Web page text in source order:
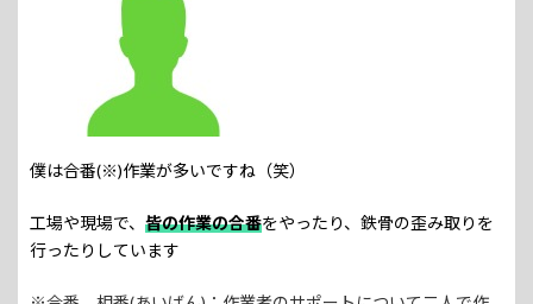
僕は合番(※)作業が多いですね（笑）
工場や現場で、 皆の作業の合番をやったり、鉄骨の歪み取りを
行ったりしています